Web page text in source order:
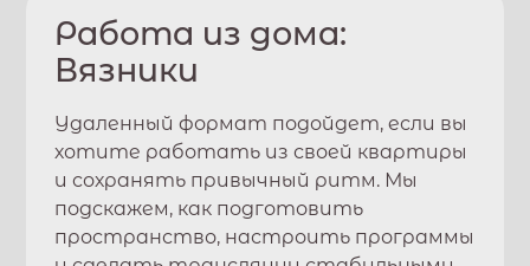
Работа из дома:
Вязники
Удаленный формат подойдет, если вы
хотите работать из своей квартиры
и сохранять привычный ритм. Мы
подскажем, как подготовить
пространство, настроить программы